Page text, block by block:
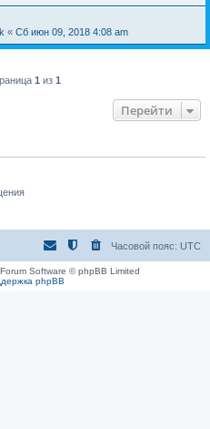
« Сб июн 09, 2018 4:08 am
1 из 1
Перейти
Часовой пояс: UTC
Software © phpBB Limited
phpBB